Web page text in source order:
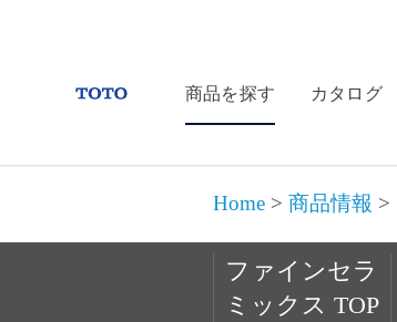
商品を探す カタログ
Home > 商品情報 >
ファインセラ
ミックス TOP